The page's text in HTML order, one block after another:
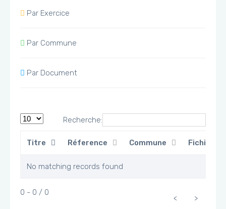
Par Exercice
Par Commune
Par Document
Recherche:
Titre Réference Commune Fichier
No matching records found
0 - 0 / 0
< >